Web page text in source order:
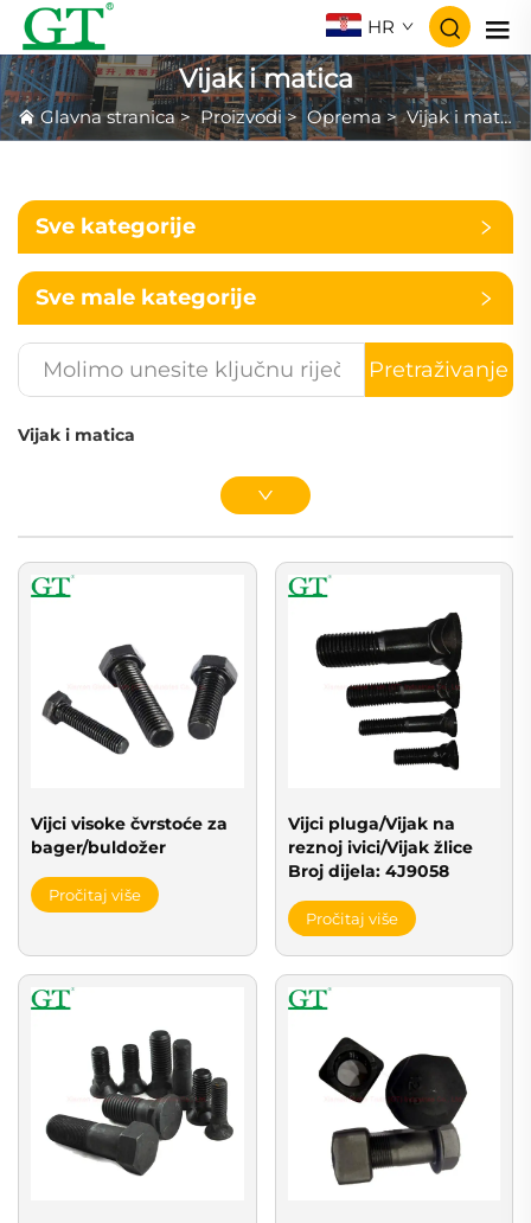
HR
Vijak i matica
Glavna stranica>Proizvodi> Oprema >Vijak i matica
Sve kategorije
Sve male kategorije
Pretraživanje
Vijak i matica
Vijci visoke čvrstoće za
bager/buldožer
Pročitaj više
Vijci pluga/Vijak na
reznoj ivici/Vijak žlice
Broj dijela: 4J9058
Pročitaj više